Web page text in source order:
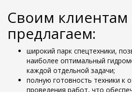
Своим
предлагаем:
широкий парк спецтехники,
наиболее оптимальный
каждой отдельной задачи;
полную готовность техники к
проведения работ, что